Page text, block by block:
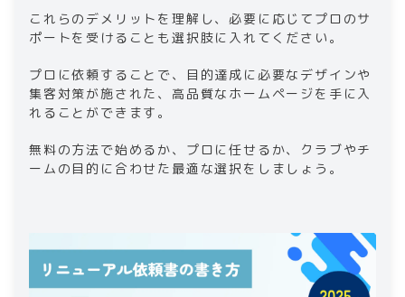
これらのデメリットを理解し、必要に応じてプロのサ
ポートを受けることも選択肢に入れてください。
プロに依頼することで、目的達成に必要なデザインや
集客対策が施された、高品質なホームページを手に入
れることができます。
無料の方法で始めるか、プロに任せるか、クラブやチ
ームの目的に合わせた最適な選択をしましょう。